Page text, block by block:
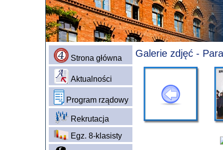
Strona główna
Aktualności
Program rządowy
Rekrutacja
Egz. 8-klasisty
Galerie zdjęć -